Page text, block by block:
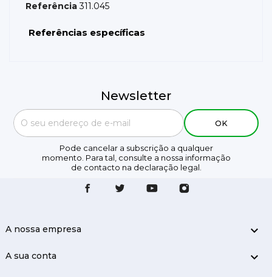
Referência 311.045
Referências específicas
Newsletter
Pode cancelar a subscrição a qualquer
momento. Para tal, consulte a nossa informação
de contacto na declaração legal.
A nossa empresa 
A sua conta 